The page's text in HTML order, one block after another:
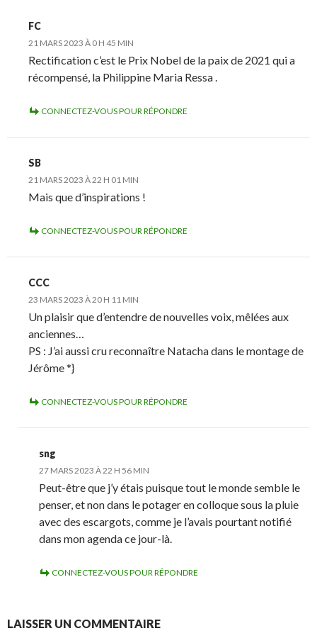
FC
21 MARS 2023 À 0 H 45 MIN
Rectification c’est le Prix Nobel de la paix de 2021 qui a
récompensé, la Philippine Maria Ressa .
CONNECTEZ-VOUS POUR RÉPONDRE
SB
21 MARS 2023 À 22 H 01 MIN
Mais que d’inspirations !
CONNECTEZ-VOUS POUR RÉPONDRE
CCC
23 MARS 2023 À 20 H 11 MIN
Un plaisir que d’entendre de nouvelles voix, mêlées aux
anciennes…
PS : J’ai aussi cru reconnaître Natacha dans le montage de
Jérôme *}
CONNECTEZ-VOUS POUR RÉPONDRE
sng
27 MARS 2023 À 22 H 56 MIN
Peut-être que j’y étais puisque tout le monde semble le
penser, et non dans le potager en colloque sous la pluie
avec des escargots, comme je l’avais pourtant notifié
dans mon agenda ce jour-là.
CONNECTEZ-VOUS POUR RÉPONDRE
LAISSER UN COMMENTAIRE